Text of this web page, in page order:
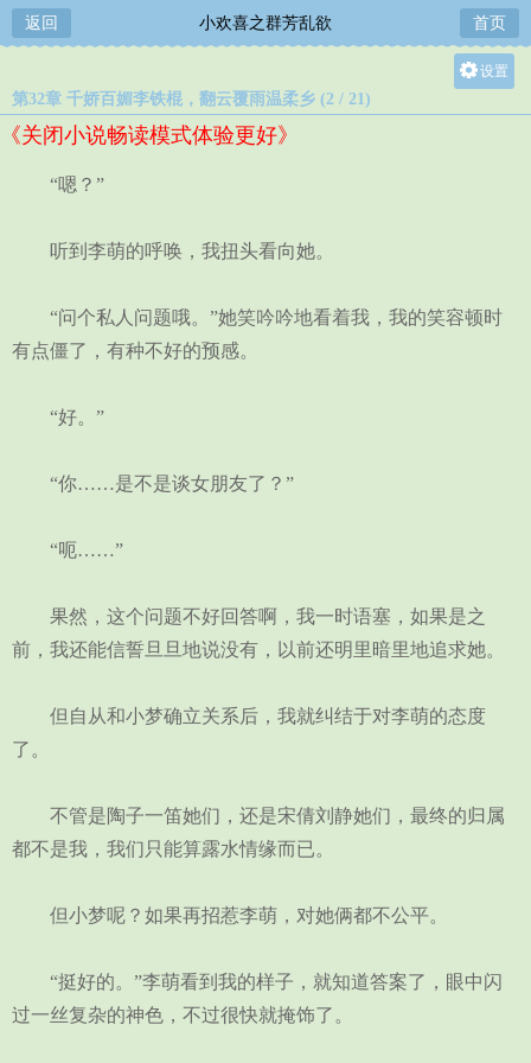
返回 小欢喜之群芳乱欲 首页
设置
第32章 千娇百媚李铁棍，翻云覆雨温柔乡 (2 / 21)
《关闭小说畅读模式体验更好》
“嗯？”
听到李萌的呼唤，我扭头看向她。
“问个私人问题哦。”她笑吟吟地看着我，我的笑容顿时
有点僵了，有种不好的预感。
“好。”
“你……是不是谈女朋友了？”
“呃……”
果然，这个问题不好回答啊，我一时语塞，如果是之
前，我还能信誓旦旦地说没有，以前还明里暗里地追求她。
但自从和小梦确立关系后，我就纠结于对李萌的态度
了。
不管是陶子一笛她们，还是宋倩刘静她们，最终的归属
都不是我，我们只能算露水情缘而已。
但小梦呢？如果再招惹李萌，对她俩都不公平。
“挺好的。”李萌看到我的样子，就知道答案了，眼中闪
过一丝复杂的神色，不过很快就掩饰了。